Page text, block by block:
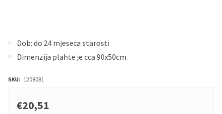
Dob: do 24 mjeseca starosti
Dimenzija plahte je cca 90x50cm.
SKU: 1208081
€20,51